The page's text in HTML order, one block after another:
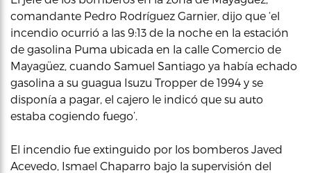
comandante Pedro Rodríguez Garnier, dijo que ‘el
incendio ocurrió a las 9:13 de la noche en la estación
de gasolina Puma ubicada en la calle Comercio de
Mayagüez, cuando Samuel Santiago ya había echado
gasolina a su guagua Isuzu Tropper de 1994 y se
disponía a pagar, el cajero le indicó que su auto
estaba cogiendo fuego’.
El incendio fue extinguido por los bomberos Javed
Acevedo, Ismael Chaparro bajo la supervisión del